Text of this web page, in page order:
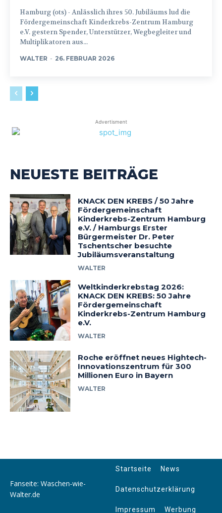
Hamburg (ots) - Anlässlich ihres 50. Jubiläums lud die
Fördergemeinschaft Kinderkrebs-Zentrum Hamburg
e.V. gestern Spender, Unterstützer, Wegbegleiter und
Multiplikatoren aus...
WALTER - 26. FEBRUAR 2026
Advertisment
NEUESTE BEITRÄGE
KNACK DEN KREBS / 50 Jahre
Fördergemeinschaft
Kinderkrebs-Zentrum Hamburg
e.V. / Hamburgs Erster
Bürgermeister Dr. Peter
Tschentscher besuchte
Jubiläumsveranstaltung
WALTER
Weltkinderkrebstag 2026:
KNACK DEN KREBS: 50 Jahre
Fördergemeinschaft
Kinderkrebs-Zentrum Hamburg
e.V.
WALTER
Roche eröffnet neues Hightech-
Innovationszentrum für 300
Millionen Euro in Bayern
WALTER
Fanseite: Waschen-wie-
Walter.de
Startseite News
Datenschutzerklärung
Impressum Werbung